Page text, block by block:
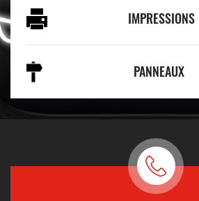
IMPRESSIONS
PANNEAUX